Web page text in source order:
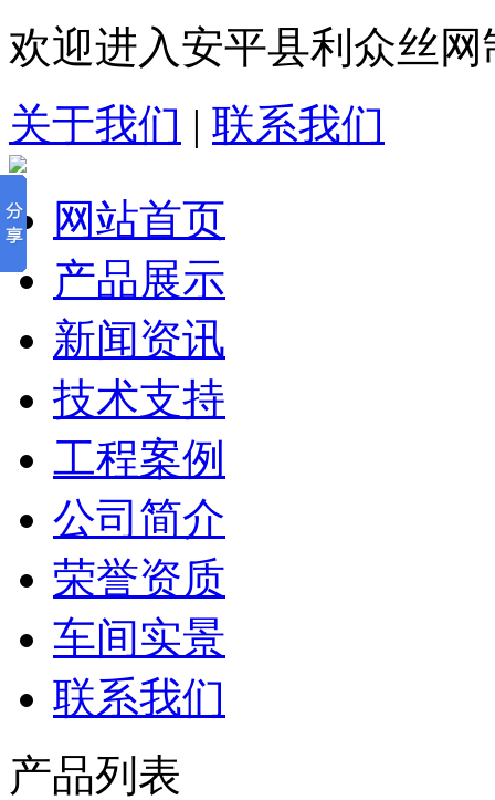
欢迎进入安平县利众丝
关于我们 | 联系我们
网站首页
产品展示
新闻资讯
技术支持
工程案例
公司简介
荣誉资质
车间实景
联系我们
产品列表